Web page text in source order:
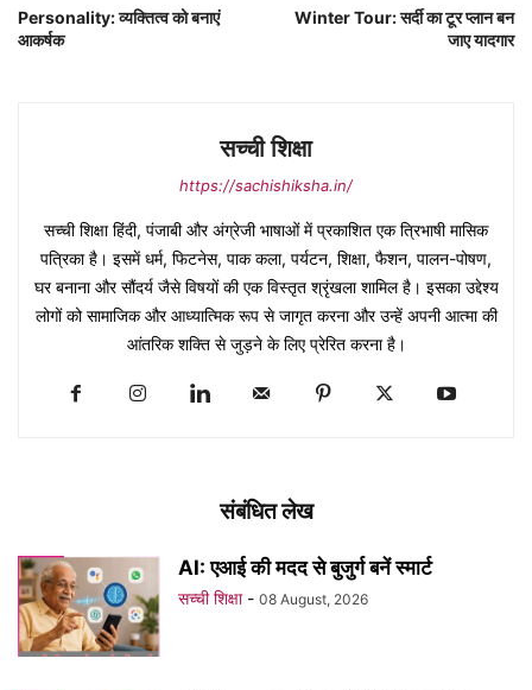
Personality: व्यक्तित्व को बनाएं
आकर्षक
Winter Tour: सर्दी का टूर प्लान बन
जाए यादगार
सच्ची शिक्षा
https://sachishiksha.in/
सच्ची शिक्षा हिंदी, पंजाबी और अंग्रेजी भाषाओं में प्रकाशित एक त्रिभाषी मासिक
पत्रिका है। इसमें धर्म, फिटनेस, पाक कला, पर्यटन, शिक्षा, फैशन, पालन-पोषण,
घर बनाना और सौंदर्य जैसे विषयों की एक विस्तृत श्रृंखला शामिल है। इसका उद्देश्य
लोगों को सामाजिक और आध्यात्मिक रूप से जागृत करना और उन्हें अपनी आत्मा की
आंतरिक शक्ति से जुड़ने के लिए प्रेरित करना है।
संबंधित लेख
AI: एआई की मदद से बुजुर्ग बनें स्मार्ट
सच्ची शिक्षा - 08 August, 2026